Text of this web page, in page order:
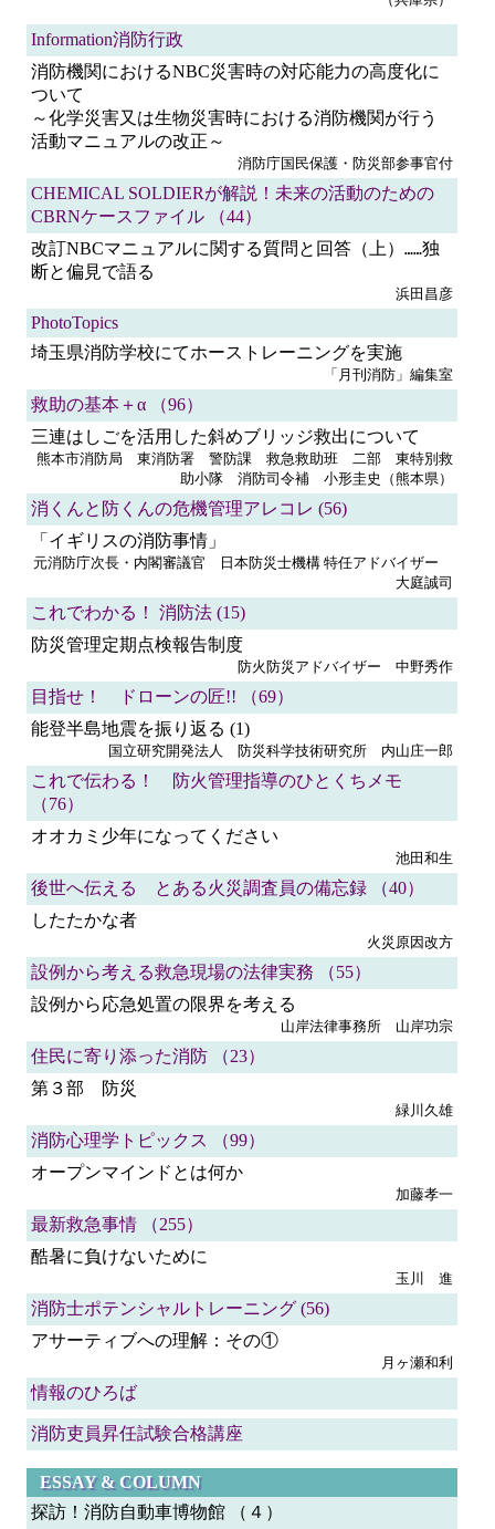
Information消防行政
消防機関におけるNBC災害時の対応能力の高度化に
ついて
～化学災害又は生物災害時における消防機関が行う
活動マニュアルの改正～
消防庁国民保護・防災部参事官付
CHEMICAL SOLDIERが解説！未来の活動のための
CBRNケースファイル （44）
改訂NBCマニュアルに関する質問と回答（上） ……独
断と偏見で語る
浜田昌彦
PhotoTopics
埼玉県消防学校にてホーストレーニングを実施
「月刊消防」編集室
救助の基本＋α （96）
三連はしごを活用した斜めブリッジ救出について
熊本市消防局 東消防署 警防課 救急救助班 二部 東特別救
助小隊 消防司令補 小形圭史（熊本県）
消くんと防くんの危機管理アレコレ (56)
「イギリスの消防事情」
元消防庁次長・内閣審議官 日本防災士機構 特任アドバイザー
大庭誠司
これでわかる！ 消防法 (15)
防災管理定期点検報告制度
防火防災アドバイザー 中野秀作
目指せ！ ドローンの匠!! （69）
能登半島地震を振り返る (1)
国立研究開発法人 防災科学技術研究所 内山庄一郎
これで伝わる！ 防火管理指導のひとくちメモ
（76）
オオカミ少年になってください
池田和生
後世へ伝える とある火災調査員の備忘録 （40）
したたかな者
火災原因改方
設例から考える救急現場の法律実務 （55）
設例から応急処置の限界を考える
山岸法律事務所 山岸功宗
住民に寄り添った消防 （23）
第３部 防災
緑川久雄
消防心理学トピックス （99）
オープンマインドとは何か
加藤孝一
最新救急事情 （255）
酷暑に負けないために
玉川 進
消防士ポテンシャルトレーニング (56)
アサーティブへの理解：その①
月ヶ瀬和利
情報のひろば
消防吏員昇任試験合格講座
ESSAY & COLUMN
探訪！消防自動車博物館 （４）